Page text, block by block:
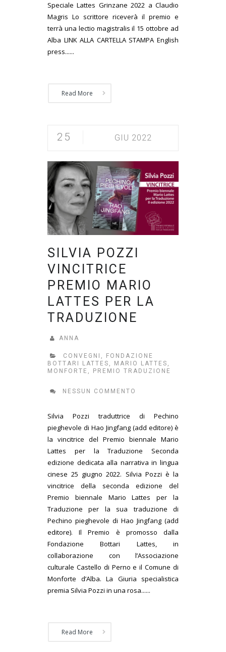
Speciale Lattes Grinzane 2022 a Claudio
Magris Lo scrittore riceverà il premio e
terrà una lectio magistralis il 15 ottobre ad
Alba LINK ALLA CARTELLA STAMPA English
press......
Read More
25 GIU 2022
SILVIA POZZI
VINCITRICE
PREMIO MARIO
LATTES PER LA
TRADUZIONE
ANNA
CONVEGNI ,
FONDAZIONE
BOTTARI LATTES , MARIO LATTES ,
MONFORTE , PREMIO TRADUZIONE
NESSUN COMMENTO
Silvia Pozzi traduttrice di Pechino
pieghevole di Hao Jingfang (add editore) è
la vincitrice del Premio biennale Mario
Lattes per la Traduzione Seconda
edizione dedicata alla narrativa in lingua
cinese 25 giugno 2022. Silvia Pozzi è la
vincitrice della seconda edizione del
Premio biennale Mario Lattes per la
Traduzione per la sua traduzione di
Pechino pieghevole di Hao Jingfang (add
editore). Il Premio è promosso dalla
Fondazione Bottari Lattes, in
collaborazione con l’Associazione
culturale Castello di Perno e il Comune di
Monforte d’Alba. La Giuria specialistica
premia Silvia Pozzi in una rosa......
Read More